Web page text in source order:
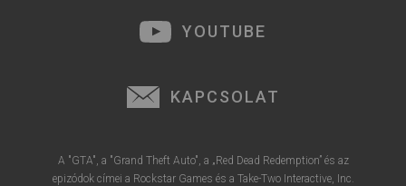
YOUTUBE
KAPCSOLAT
A "GTA", a "Grand Theft Auto", a „Red Dead Redemption” és az
epizódok címei a Rockstar Games és a Take-Two Interactive, Inc.